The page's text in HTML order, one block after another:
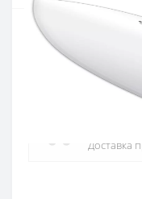
Офіційний
Доставка